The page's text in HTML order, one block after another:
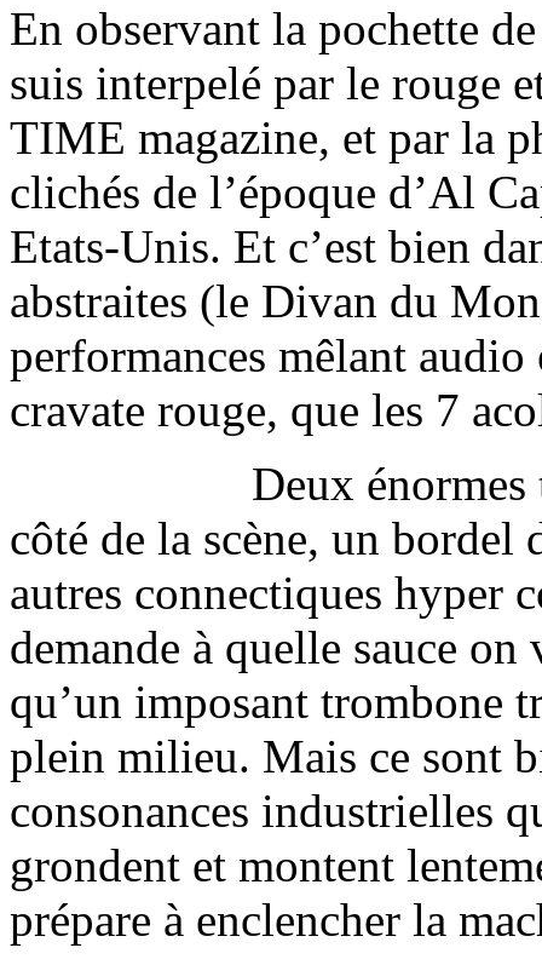
En observant la pochette
suis interpelé par le rouge
TIME magazine, et par la
clichés de l’époque d’Al
Etats-Unis. Et c’est bien
abstraites (le Divan du
performances mêlant
cravate rouge, que les 7
Deux énormes
côté de la scène, un bordel
autres connectiques hyper
demande à quelle sauce on
qu’un imposant trombone
plein milieu. Mais ce sont
consonances industrielles
grondent et montent
prépare à enclencher la